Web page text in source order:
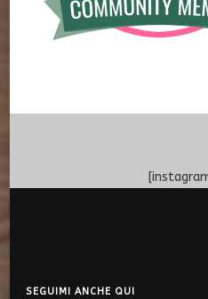
SEGUIMI ANCHE QUI